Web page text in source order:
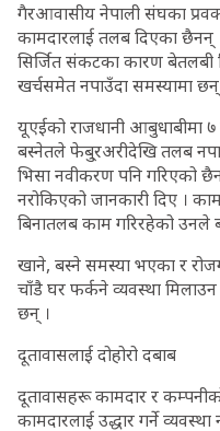
गैरआवासीय नेपाली संघका
कामदारलाई तलब दिएका
सिर्जित संकटका कारण बेतलबी
खर्चसमेत नपाउँदा समस्यामा छन्
यूएईको राजधानी आबुधाबीमा ७
बस्नेतले फेबु्रअरीदेखि तलब
भिसा नवीकरण पनि गरिएको
नरोकिएको जानकारी दिए ।
बिनातलब काम गरिरहेको उनले
खाने, बस्ने समस्या भएका र
चाँडै घर फर्कने व्यवस्था
छन् ।
दूतावासलाई दोहोरो दबाब
दूतावासहरू कामदार र
कामदारलाई उद्धार गर्ने